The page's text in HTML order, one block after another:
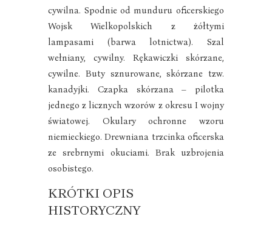
cywilna. Spodnie od munduru oficerskiego
Wojsk Wielkopolskich z żółtymi
lampasami (barwa lotnictwa). Szal
wełniany, cywilny. Rękawiczki skórzane,
cywilne. Buty sznurowane, skórzane tzw.
kanadyjki. Czapka skórzana – pilotka
jednego z licznych wzorów z okresu I wojny
światowej. Okulary ochronne wzoru
niemieckiego. Drewniana trzcinka oficerska
ze srebrnymi okuciami. Brak uzbrojenia
osobistego.
KRÓTKI OPIS
HISTORYCZNY